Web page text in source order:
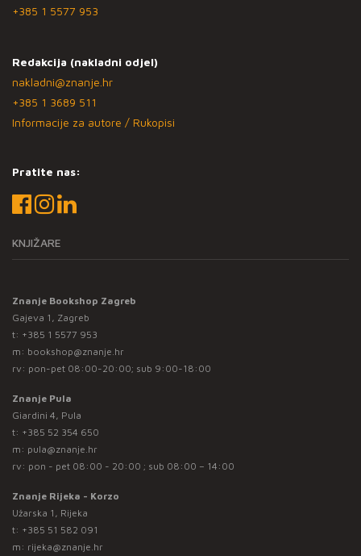
+385 1 5577 953
Redakcija (nakladni odjel)
nakladni@znanje.hr
+385 1 3689 511
Informacije za autore / Rukopisi
Pratite nas:
KNJIŽARE
Znanje Bookshop Zagreb
Gajeva 1, Zagreb
t: +385 1 5577 953
m: bookshop@znanje.hr
rv: pon-pet 08:00-20:00; sub 9:00-18:00
Znanje Pula
Giardini 4, Pula
t: +385 52 354 650
m: pula@znanje.hr
rv: pon - pet 08:00 - 20:00 ; sub 08:00 – 14:00
Znanje Rijeka - Korzo
Užarska 1, Rijeka
t: +385 51 582 091
m: rijeka@znanje.hr